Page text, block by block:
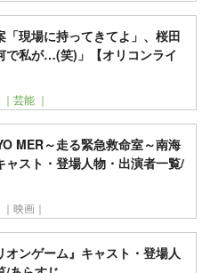
「現場に持ってきてよ」、桜田
で私が…(笑)」【オリコンライ
｜芸能 ｜
MER～走る緊急救命室～南海
ャスト・登場人物・出演者一覧/
｜映画｜
オンゲーム』キャスト・登場人